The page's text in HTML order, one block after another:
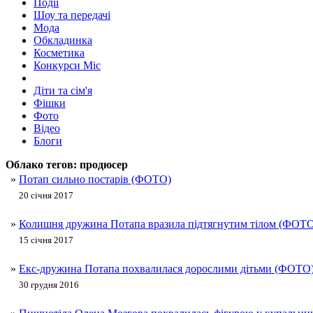
Події
Шоу та передачі
Мода
Обкладинка
Косметика
Конкурси Міс
Діти та сім'я
Фішки
Фото
Відео
Блоги
Облако тегов: продюсер
» Потап сильно постарів (ФОТО)
20 січня 2017
» Колишня дружина Потапа вразила підтягнутим тілом
15 січня 2017
» Екс-дружина Потапа похвалилася дорослими дітьми
30 грудня 2016